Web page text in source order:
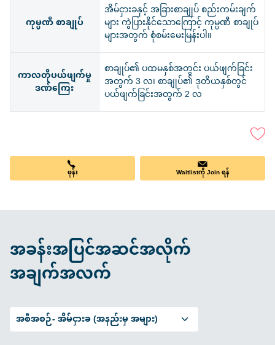
ကုမ္ပဏီ စာချုပ်
အိမ်ငှားခနှင့် အခြားစာချုပ် စည်းကမ်းချက်
များ ကွဲပြားနိုင်သောကြောင့် ကုမ္ပဏီ စာချုပ်
များအတွက် စုံစမ်းမေးမြန်းပါ။
ကာလတိုပယ်ဖျက်မှု
ဒဏ်ကြေး
စာချုပ်၏ ပထမနှစ်အတွင်း ပယ်ဖျက်ခြင်း
အတွက် 3 လ၊ စာချုပ်၏ ဒုတိယနှစ်တွင်
ပယ်ဖျက်ခြင်းအတွက် 2 လ
ဖုန်း Waitlistကို Join ရန်
အခန်းအပြင်အဆင်အလိုက်
အချက်အလက်
အစီအစဉ်-အိမ်ငှားခ (အနည်းမှ အများ)